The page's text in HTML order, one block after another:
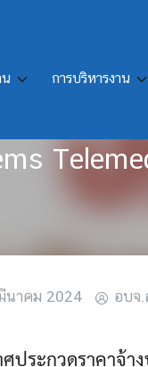
การบริหารงาน
าศประกวด
นาคม 2024 อบจ.
ประกวดราคาจ้า